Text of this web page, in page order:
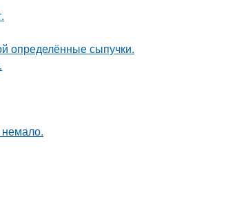
определённые сыпучки.